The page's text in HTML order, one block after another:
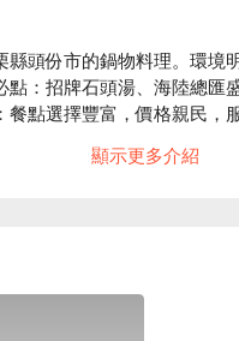
頭份市的鍋物料理。環境
：招牌石頭湯、海陸總匯
點選擇豐富，價格親民，服
顯示更多介紹